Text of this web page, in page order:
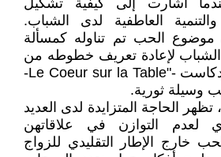
أشارت إلى كيفية تشكيل
والتنمية العاطفية لدى الشباب.
موضوع الحب تم تناوله كمسألة
لإعادة تعريف خطوطه من
خلال مبادرات مثل بودكاست -"Le Coeur sur la Table-
وسيلة ثورية.
تظهر الحاجة المتزايدة لدى العديد
لعدم التوازن في علاقاتهن
خارج الإطار التقليدي للزواج